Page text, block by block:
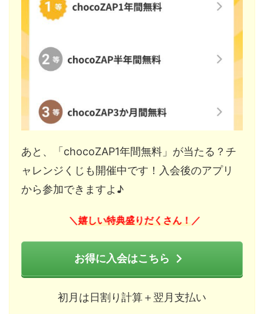
あと、「chocoZAP1年間無料」が当たる？チ
ャレンジくじも開催中です！入会後のアプリ
から参加できますよ♪
＼嬉しい特典盛りだくさん！ ／
お得に入会はこちら
初月は日割り計算＋翌月支払い